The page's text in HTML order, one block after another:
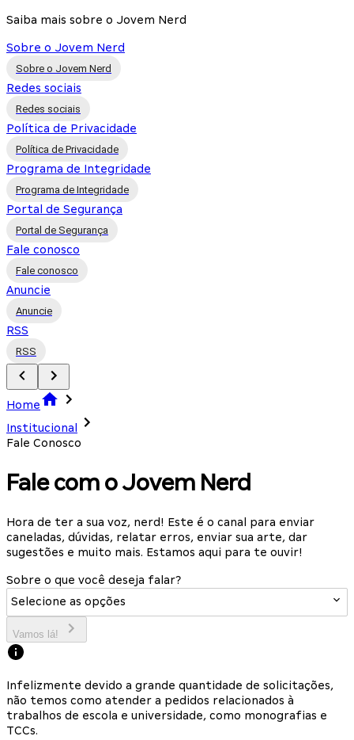
Saiba mais sobre o Jovem Nerd
Sobre o Jovem Nerd
Sobre o Jovem Nerd
Redes sociais
Redes sociais
Política de Privacidade
Política de Privacidade
Programa de Integridade
Programa de Integridade
Portal de Segurança
Portal de Segurança
Fale conosco
Fale conosco
Anuncie
Anuncie
RSS
RSS
Home
Institucional
Fale Conosco
Fale com o Jovem Nerd
Hora de ter a sua voz, nerd! Este é o canal para enviar
caneladas, dúvidas, relatar erros, enviar sua arte, dar
sugestões e muito mais. Estamos aqui para te ouvir!
Sobre o que você deseja falar?
Selecione as opções
Vamos lá!
Infelizmente devido a grande quantidade de solicitações,
não temos como atender a pedidos relacionados à
trabalhos de escola e universidade, como monografias e
TCCs.